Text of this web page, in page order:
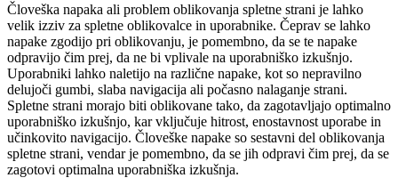
Človeška napaka ali problem oblikovanja spletne strani je lahko
velik izziv za spletne oblikovalce in uporabnike. Čeprav se lahko
napake zgodijo pri oblikovanju, je pomembno, da se te napake
odpravijo čim prej, da ne bi vplivale na uporabniško izkušnjo.
Uporabniki lahko naletijo na različne napake, kot so nepravilno
delujoči gumbi, slaba navigacija ali počasno nalaganje strani.
Spletne strani morajo biti oblikovane tako, da zagotavljajo optimalno
uporabniško izkušnjo, kar vključuje hitrost, enostavnost uporabe in
učinkovito navigacijo. Človeške napake so sestavni del oblikovanja
spletne strani, vendar je pomembno, da se jih odpravi čim prej, da se
zagotovi optimalna uporabniška izkušnja.